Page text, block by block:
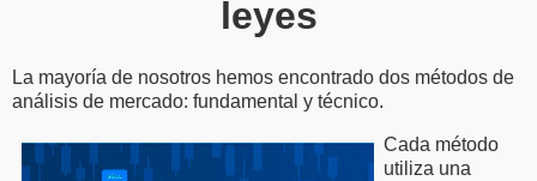
leyes
La mayoría de nosotros hemos encontrado dos métodos de
análisis de mercado: fundamental y técnico.
Cada método
utiliza una